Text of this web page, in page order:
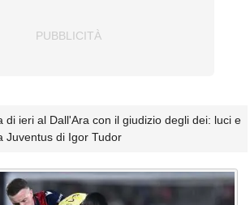
di ieri al Dall'Ara con il giudizio degli dei: luci e
Juventus di Igor Tudor